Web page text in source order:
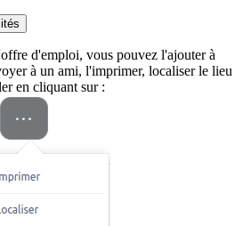
d'emploi, vous pouvez l'ajouter à
à un ami, l'imprimer, localiser le lieu
en cliquant sur :